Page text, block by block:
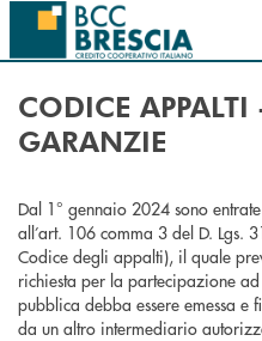
Salta al contenuto principale
CODICE
GARANZIE
Dal 1° gennaio 2024 sono
all’art. 106 comma 3 del D. Lgs.
Codice degli appalti), il quale
richiesta per la partecipazione
pubblica debba essere emessa
da un altro intermediario